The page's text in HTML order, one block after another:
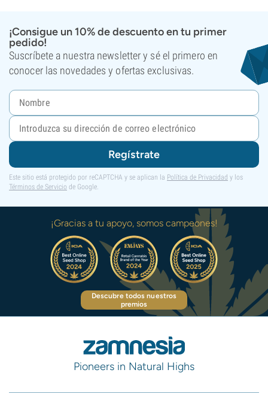
¡Consigue un 10% de descuento en tu primer
pedido!
Suscríbete a nuestra newsletter y sé el primero en
conocer las novedades y ofertas exclusivas.
Regístrate
Este sitio está protegido por reCAPTCHA y se aplican la Política de Privacidad y los
Términos de Servicio de Google.
¡Gracias a tu apoyo, somos campeones!
Descubre todos nuestros
premios
Pioneers in Natural Highs